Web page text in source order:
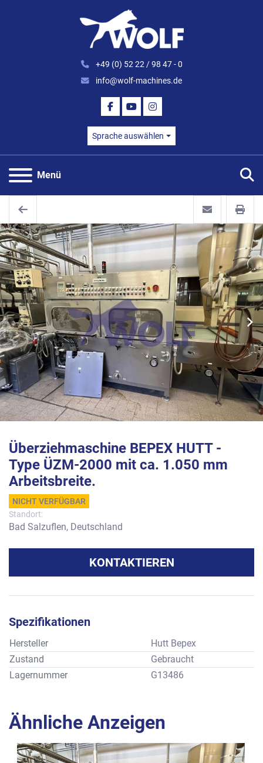
+49 (0) 52 22 / 98 47 - 0
info@wolf-machines.de
FACEBOOK
YOUTUBEINSTAGRAM
Sprache auswählen
Menü
Überziehmaschine BEPEX HUTT -
Type ÜZM-2000 mit ca. 1.050 mm
Arbeitsbreite.
NICHT VERFÜGBAR
Standort:
Bad Salzuflen, Deutschland
KONTAKTIEREN
Spezifikationen
Hersteller
Hutt Bepex
Zustand
Gebraucht
Lagernummer
G13486
Ähnliche Anzeigen